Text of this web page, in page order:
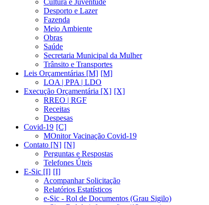
Cultura e Juventude
Desporto e Lazer
Fazenda
Meio Ambiente
Obras
Saúde
Secretaria Municipal da Mulher
Trânsito e Transportes
Leis Orçamentárias [M]
LOA | PPA | LDO
Execução Orçamentária [X]
RREO | RGF
Receitas
Despesas
Covid-19
MOnitor Vacinação Covid-19
Contato [N]
Perguntas e Respostas
Telefones Úteis
E-Sic [I]
Acompanhar Solicitação
Relatórios Estatísticos
e-Sic - Rol de Documentos (Grau Sigilo)